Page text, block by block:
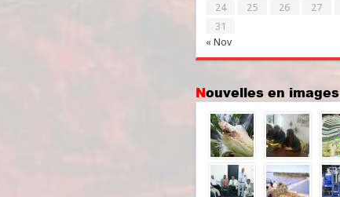
« Nov
24
25 26 27
31
Nouvelles en images